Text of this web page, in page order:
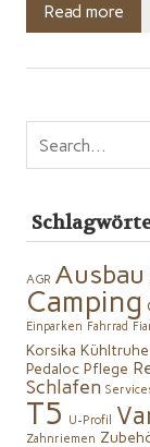
Read more
AGR Ausbau
Camping
Einparken Fahrrad
Korsika Kühltruhe
Pedaloc Pflege
Schlafen
T5 U-Profil
Zahnriemen